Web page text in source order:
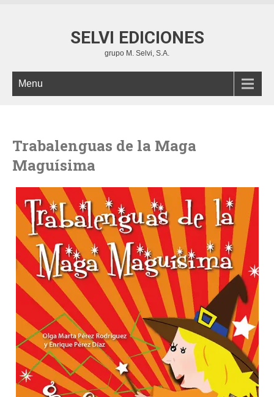
SELVI EDICIONES
grupo M. Selvi, S.A.
Menu
Trabalenguas de la Maga
Maguísima